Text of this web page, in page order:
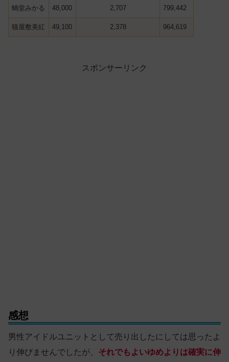
蝸堂みかる 48,000 2,707 799,442
猫屋敷美紅 49,100 2,378 964,619
スポンサーリンク
感想
男性アイドルユニットとして売り出したにしては思ったよ
り伸びませんでしたが、 それでもよいゆめよりは確実に伸